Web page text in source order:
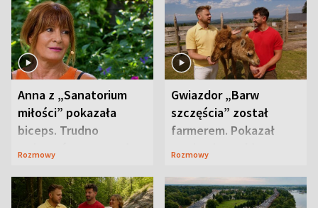
Anna z „Sanatorium
miłości” pokazała
biceps. Trudno
uwierzyć, co przeszła
Rozmowy
Gwiazdor „Barw
szczęścia” został
farmerem. Pokazał
swoje niezwykłe
Rozmowy